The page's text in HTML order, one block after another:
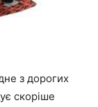
з дорогих
скоріше